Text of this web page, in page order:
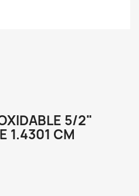
5/2"
1.4301 CM